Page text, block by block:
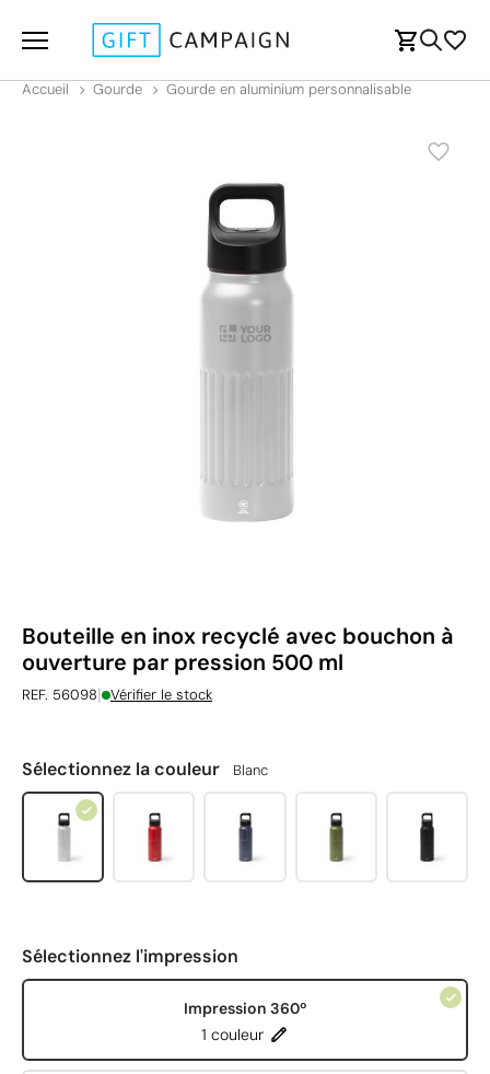
Accueil Gourde Gourde en aluminium personnalisable
Bouteille en inox recyclé avec bouchon à
ouverture par pression 500 ml
REF. 56098| Vérifier le stock
Sélectionnez la couleur Blanc
Sélectionnez l'impression
Impression 360º
1 couleur